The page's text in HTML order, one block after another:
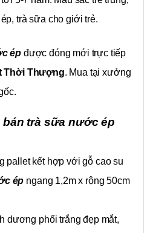
trà sữa cho giới trẻ.
ép được đóng mới trực tiếp
Thời Thượng. Mua tại xưởng
bán trà sữa nước ép
pallet kết hợp với gỗ cao su
ép ngang 1,2m x rộng 50cm
dương phối trắng đẹp mắt,